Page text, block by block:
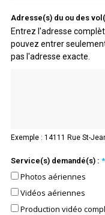
Adresse(s) du ou des
Entrez l'adresse
pouvez entrer
pas l'adresse exacte.
Exemple : 14111 Rue St-
Service(s) demandé(s) : *
Photos aériennes
Vidéos aériennes
Production vidéo